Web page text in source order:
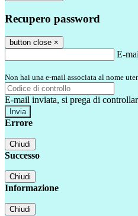
Recupero password
button close ×
E-
Non hai una e-mail associata al nome
E-mail inviata, si prega di
Errore
Chiudi
Successo
Chiudi
Informazione
Chiudi